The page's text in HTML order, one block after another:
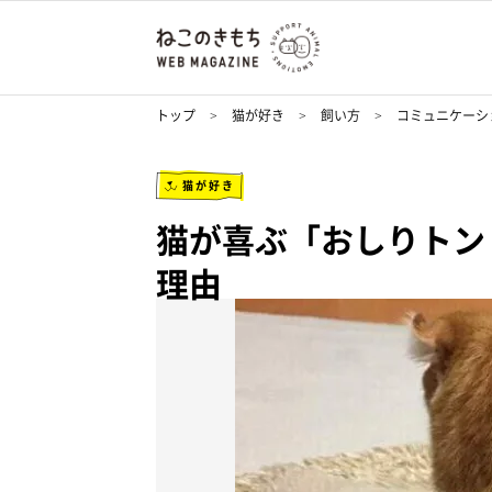
トップ 猫が好き 飼い方 コミュニケー
猫が好き
猫が喜ぶ「おしりト
理由